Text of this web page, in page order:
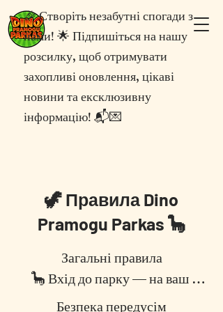
🎉 Створіть незабутні спогади з
нами! 🌟 Підпишіться на нашу
розсилку, щоб отримувати
захопливі оновлення, цікаві
новини та ексклюзивну
інформацію! 📬💌
🦖 Правила Dino
Pramogu Parkas 🦕
Загальні правила
🦕 Вхід до парку — на ваш
власний ризик. Будь ласка,